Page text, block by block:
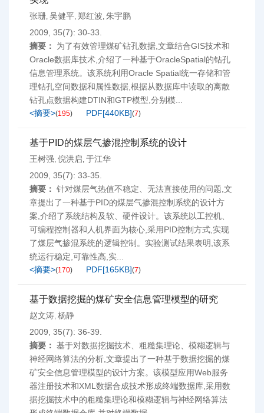
张珊, 吴健平, 郑红波, 朱宇鹏
2009, 35(7): 30-33.
摘要：
为了有效管理煤矿钻孔数据,文章结合GIS技术和
Oracle数据库技术,介绍了一种基于OracleSpatial的钻孔
信息管理系统。该系统利用Oracle Spatial统一存储和管
理钻孔空间数据和属性数据,根据从数据库中读取的离散
钻孔点数据构建DTIN和GTP模型,分别模...
<摘要>(195) PDF[440KB](7)
基于PID的煤层气掺混控制系统的设计
王树强, 倪洪启, 于江华
2009, 35(7): 33-35.
摘要： 针对煤层气热值不稳定、无法直接使用的问题,文
章提出了一种基于PID的煤层气掺混控制系统的设计方
案,介绍了系统结构及软、硬件设计。该系统以工控机、
可编程控制器和人机界面为核心,采用PID控制方式,实现
了煤层气掺混系统的逻辑控制。实验测试结果表明,该系
统运行稳定,可靠性高,实...
<摘要>(170) PDF[165KB](7)
基于数据挖掘的煤矿安全信息管理模型的研究
赵文涛, 杨静
2009, 35(7): 36-39.
摘要： 基于对数据挖掘技术、粗糙集理论、模糊逻辑与
神经网络算法的分析,文章提出了一种基于数据挖掘的煤
矿安全信息管理模型的设计方案。该模型应用Web服务
器注册技术和XML数据合成技术形成终端数据库,采用数
据挖掘技术中的粗糙集理论和模糊逻辑与神经网络算法